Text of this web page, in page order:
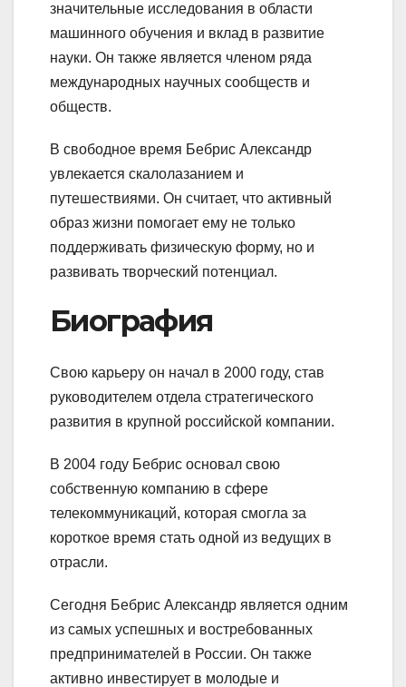
значительные исследования в области
машинного обучения и вклад в развитие
науки. Он также является членом ряда
международных научных сообществ и
обществ.
В свободное время Бебрис Александр
увлекается скалолазанием и
путешествиями. Он считает, что активный
образ жизни помогает ему не только
поддерживать физическую форму, но и
развивать творческий потенциал.
Биография
Свою карьеру он начал в 2000 году, став
руководителем отдела стратегического
развития в крупной российской компании.
В 2004 году Бебрис основал свою
собственную компанию в сфере
телекоммуникаций, которая смогла за
короткое время стать одной из ведущих в
отрасли.
Сегодня Бебрис Александр является одним
из самых успешных и востребованных
предпринимателей в России. Он также
активно инвестирует в молодые и